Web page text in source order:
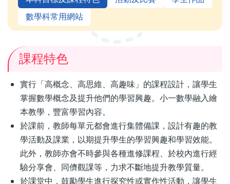
數學科常用網站
課程特色
實行「高概念、高思維、高趣味」的課程設計，讓學生
掌握數學概念及提升他們的學習興趣。小一數學融入繪
本教學，豐富學習內容。
於課前，教師每單元都會進行集體備課，設計有趣的教
學活動及課業，以期提升學生的學習興趣和學習效能。
此外，教師亦會不時參與各種進修課程、於校內進行經
驗分享會、同儕觀課等，力求不斷地提升教學質量。
於課堂中，鼓勵學生進行探究性或實作性活動，讓學生